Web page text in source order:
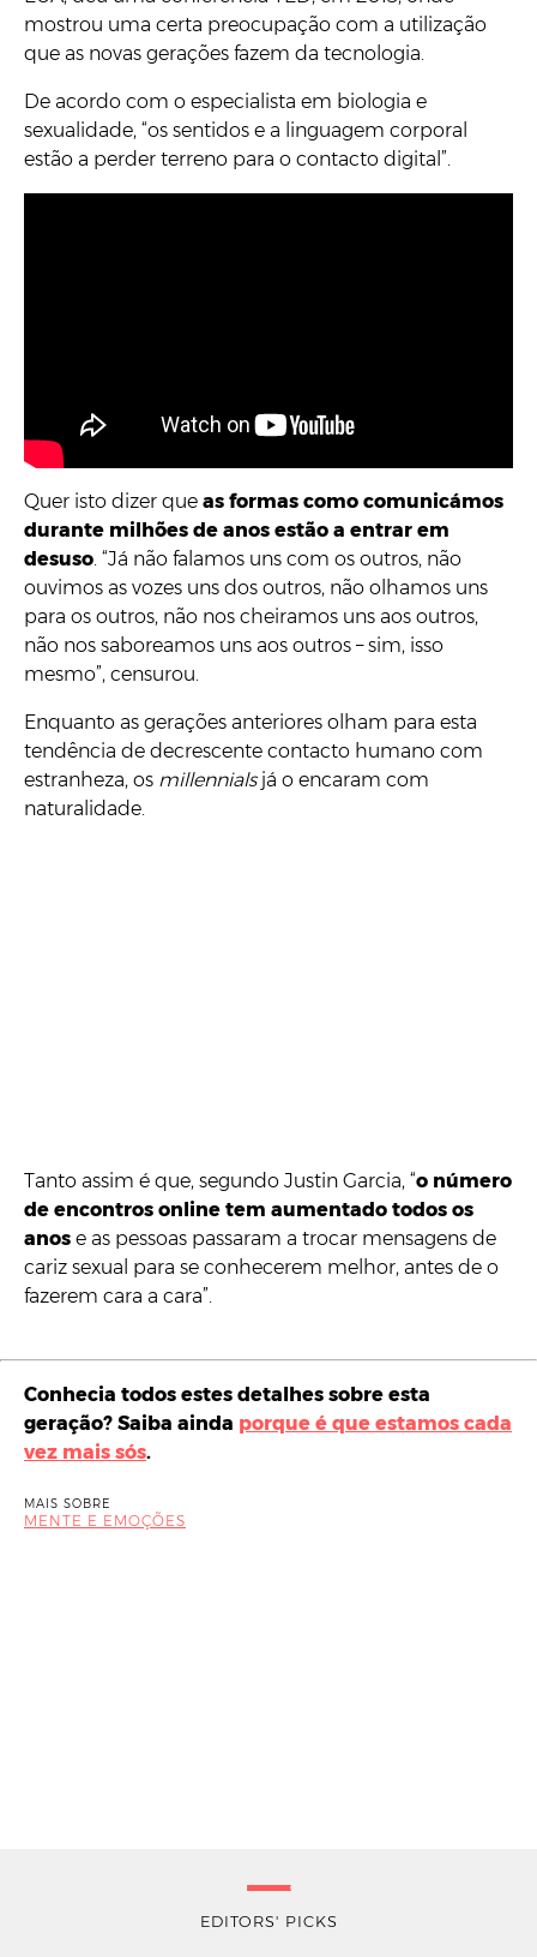
mostrou uma certa preocupação com a utilização
que as novas gerações fazem da tecnologia.
De acordo com o especialista em biologia e
sexualidade, “os sentidos e a linguagem corporal
estão a perder terreno para o contacto digital”.
Quer isto dizer que as formas como comunicámos
durante milhões de anos estão a entrar em
desuso. “Já não falamos uns com os outros, não
ouvimos as vozes uns dos outros, não olhamos uns
para os outros, não nos cheiramos uns aos outros,
não nos saboreamos uns aos outros – sim, isso
mesmo”, censurou.
Enquanto as gerações anteriores olham para esta
tendência de decrescente contacto humano com
estranheza, os millennialsjá o encaram com
naturalidade.
Tanto assim é que, segundo Justin Garcia, “o número
de encontros online tem aumentado todos os
anos e as pessoas passaram a trocar mensagens de
cariz sexual para se conhecerem melhor, antes de o
fazerem cara a cara”.
Conhecia todos estes detalhes sobre esta
geração? Saiba ainda porque é que estamos cada
vez mais sós.
MAIS SOBRE
MENTE E EMOÇÕES
EDITORS' PICKS